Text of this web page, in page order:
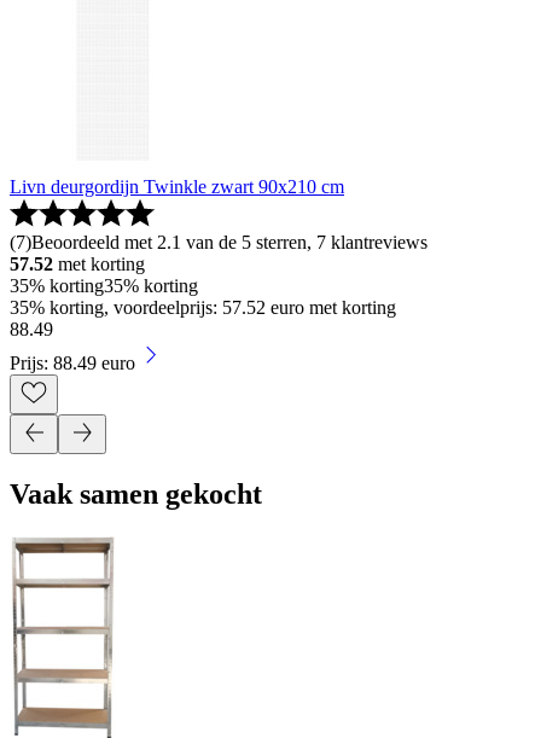
Livn deurgordijn Twinkle zwart 90x210 cm
(7)Beoordeeld met 2.1 van de 5 sterren, 7 klantreviews
57.52 met korting
35% korting35% korting
35% korting, voordeelprijs: 57.52 euro met korting
88.49
Prijs: 88.49 euro
Vaak samen gekocht